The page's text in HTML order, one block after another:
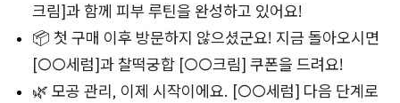
크림]과 함께 피부 루틴을 완성하고 있어요!
📦 첫 구매 이후 방문하지 않으셨군요! 지금 돌아오시면
[○○세럼]과 찰떡궁합 [○○크림] 쿠폰을 드려요!
🌿 모공 관리, 이제 시작이에요. [○○세럼] 다음 단계로